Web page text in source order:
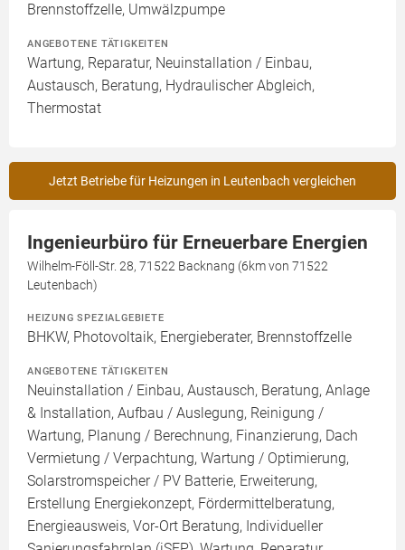
Brennstoffzelle, Umwälzpumpe
ANGEBOTENE TÄTIGKEITEN
Wartung, Reparatur, Neuinstallation / Einbau,
Austausch, Beratung, Hydraulischer Abgleich,
Thermostat
Jetzt Betriebe für Heizungen in Leutenbach vergleichen
Ingenieurbüro für Erneuerbare Energien
Wilhelm-Föll-Str. 28, 71522 Backnang (6km von 71522
Leutenbach)
HEIZUNG SPEZIALGEBIETE
BHKW, Photovoltaik, Energieberater, Brennstoffzelle
ANGEBOTENE TÄTIGKEITEN
Neuinstallation / Einbau, Austausch, Beratung, Anlage
& Installation, Aufbau / Auslegung, Reinigung /
Wartung, Planung / Berechnung, Finanzierung, Dach
Vermietung / Verpachtung, Wartung / Optimierung,
Solarstromspeicher / PV Batterie, Erweiterung,
Erstellung Energiekonzept, Fördermittelberatung,
Energieausweis, Vor-Ort Beratung, Individueller